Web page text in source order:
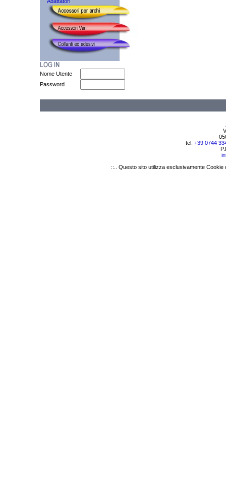
Nome Utente
Password
tel. +39 0744
::.. Questo sito utilizza esclusivamente